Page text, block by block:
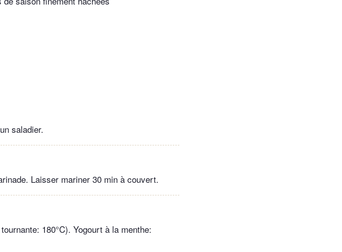
saladier.
Laisser mariner 30 min à couvert.
180°C). Yogourt à la menthe: